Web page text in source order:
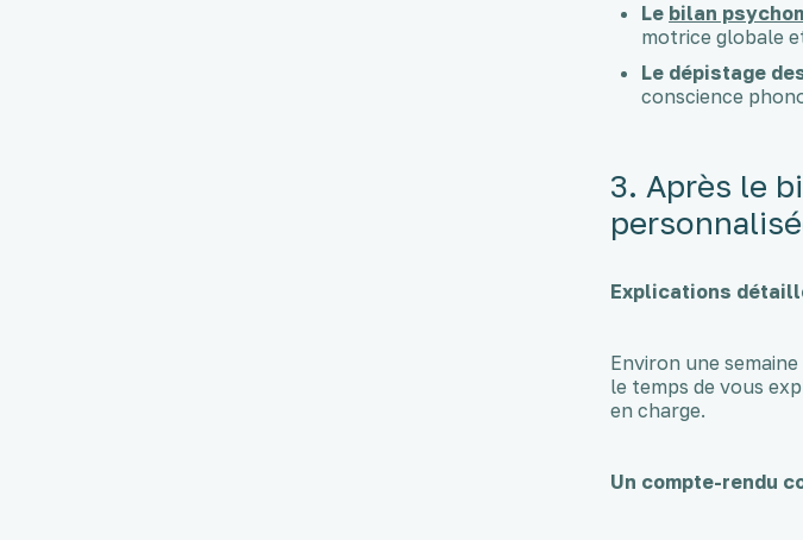
Le bilan
motrice globale
Le dépistage
conscience
3. Après le
Explications
Environ une
le temps de vous
en charge.
Un compte-rendu